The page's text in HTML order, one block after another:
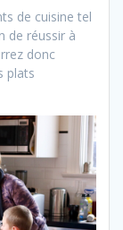
de cuisine tel
de réussir à
donc
plats